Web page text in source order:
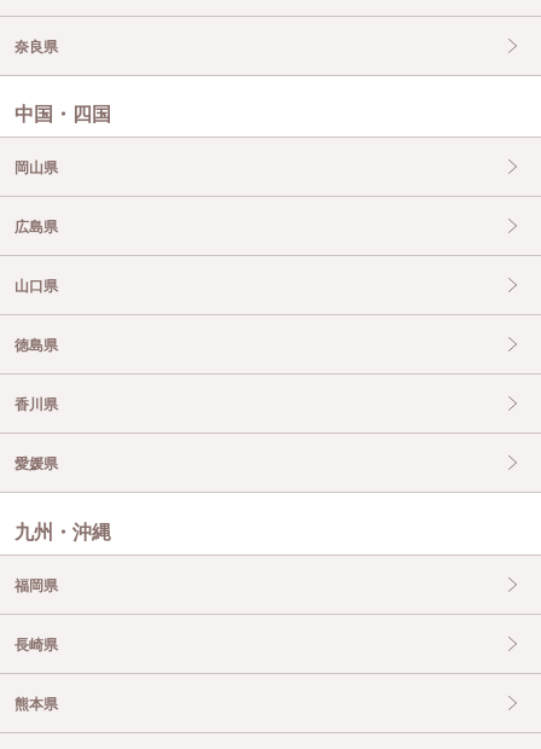
奈良県
中国・四国
岡山県
広島県
山口県
徳島県
香川県
愛媛県
九州・沖縄
福岡県
長崎県
熊本県